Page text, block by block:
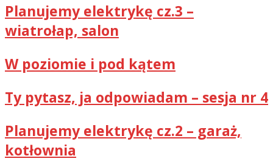
Planujemy elektrykę cz.3 –
wiatrołap, salon
W poziomie i pod kątem
Ty pytasz, ja odpowiadam – sesja nr 4
Planujemy elektrykę cz.2 – garaż,
kotłownia